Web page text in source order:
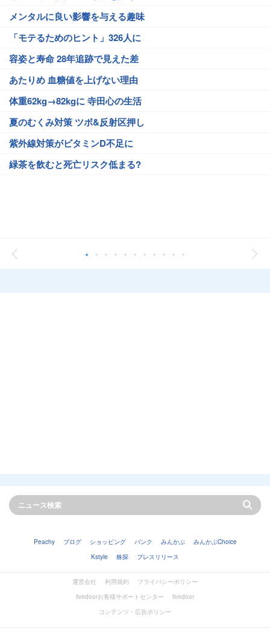
メンタルに良い影響を与える趣味
「モテるためのヒント」326人に
容姿と寿命 28年追跡で見えた差
あたりめ 血糖値を上げない理由
体重62kg→82kgに 寺田心の生活
夏のむくみ対策 ツボ&反射区押し
紫外線対策がビタミンD不足に
緑茶を飲むと死亡リスク低まる?
Peachy ブログ ショッピング バンク みんかぶ
みんかぶChoice
Kstyle
株探 プレスリリース
運営会社 利用規約
プライバシーポリシー
livedoorお客様サポートセンター
livedoor
コンテンツ・広告ポリシー